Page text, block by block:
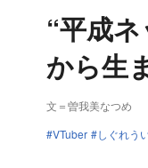
“平成
から生
文＝曽我美なつめ
VTuber
しぐれう